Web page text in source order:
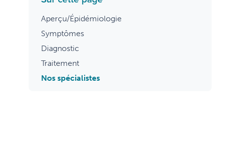
Aperçu/Épidémiologie
Symptômes
Diagnostic
Traitement
Nos spécialistes